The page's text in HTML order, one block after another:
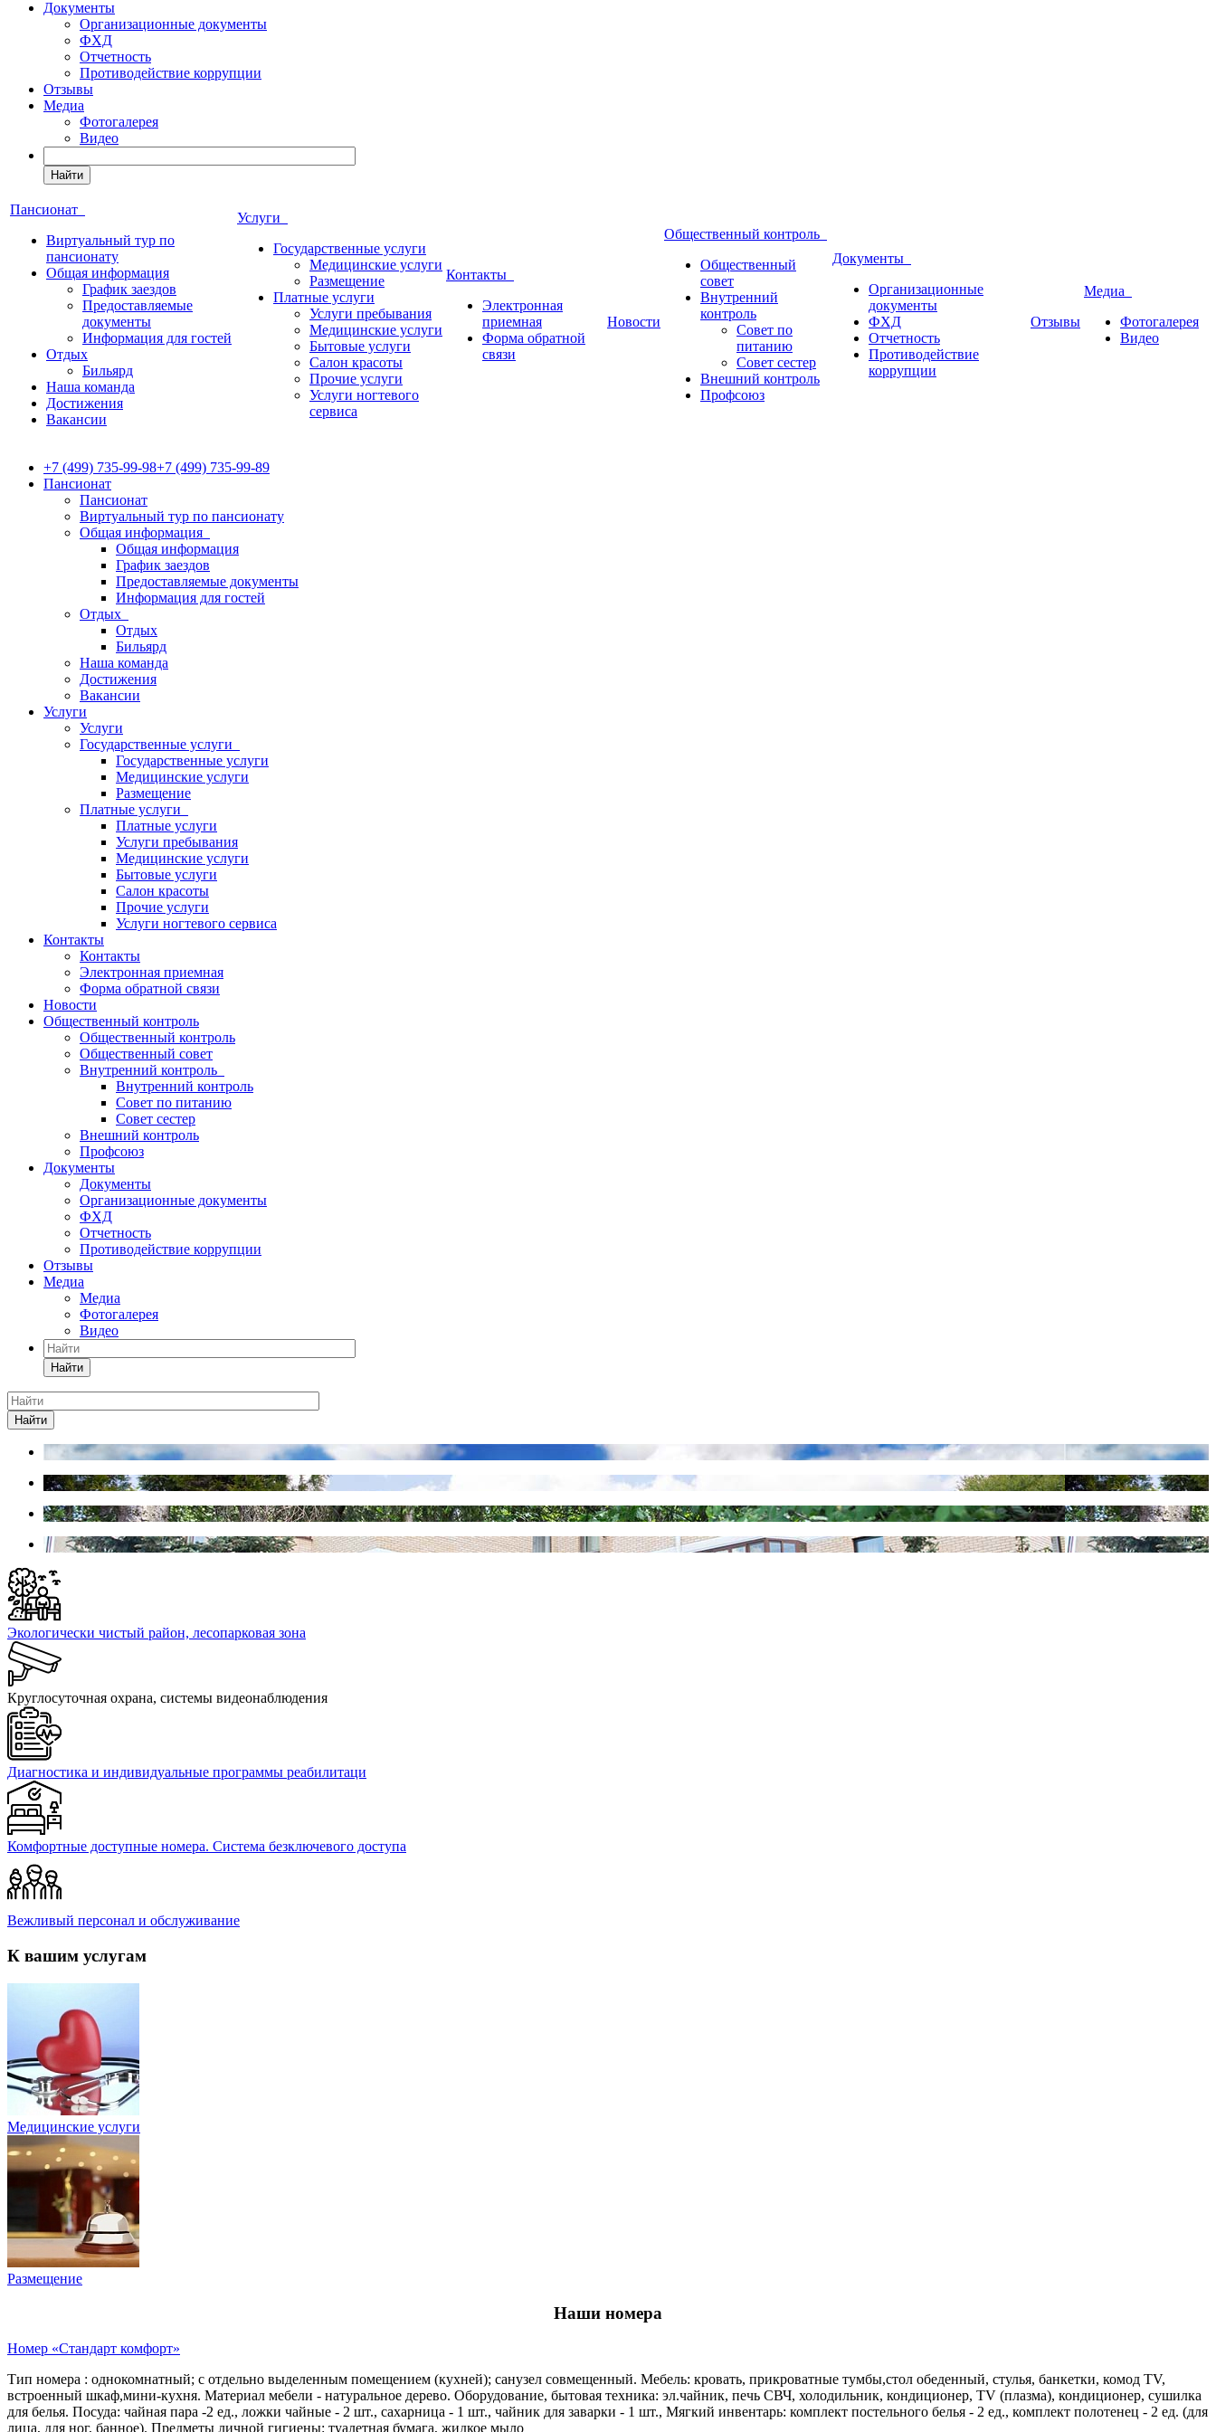
Документы
Организационные документы
ФХД
Отчетность
Противодействие коррупции
Отзывы
Медиа
Фотогалерея
Видео
Найти
Пансионат
Виртуальный тур по
пансионату
Общая информация
График заездов
Предоставляемые
документы
Информация для гостей
Отдых
Бильярд
Наша команда
Достижения
Вакансии
Услуги
Государственные услуги
Медицинские услуги
Размещение
Платные услуги
Услуги пребывания
Медицинские услуги
Бытовые услуги
Салон красоты
Прочие услуги
Услуги ногтевого
сервиса
Контакты
Электронная
приемная
Форма обратной
связи
Новости
Общественный контроль
Общественный
совет
Внутренний
контроль
Совет по
питанию
Совет сестер
Внешний контроль
Профсоюз
Документы
Организационные
документы
ФХД
Отчетность
Противодействие
коррупции
Отзывы
Медиа
Фотогалерея
Видео
+7 (499) 735-99-98+7 (499) 735-99-89
Пансионат
Пансионат
Виртуальный тур по пансионату
Общая информация
Общая информация
График заездов
Предоставляемые документы
Информация для гостей
Отдых
Отдых
Бильярд
Наша команда
Достижения
Вакансии
Услуги
Услуги
Государственные услуги
Государственные услуги
Медицинские услуги
Размещение
Платные услуги
Платные услуги
Услуги пребывания
Медицинские услуги
Бытовые услуги
Салон красоты
Прочие услуги
Услуги ногтевого сервиса
Контакты
Контакты
Электронная приемная
Форма обратной связи
Новости
Общественный контроль
Общественный контроль
Общественный совет
Внутренний контроль
Внутренний контроль
Совет по питанию
Совет сестер
Внешний контроль
Профсоюз
Документы
Документы
Организационные документы
ФХД
Отчетность
Противодействие коррупции
Отзывы
Медиа
Медиа
Фотогалерея
Видео
Найти
Найти
Экологически чистый район, лесопарковая зона
Круглосуточная охрана, системы видеонаблюдения
Диагностика и индивидуальные программы реабилитаци
Комфортные доступные номера. Система безключевого доступа
Вежливый персонал и обслуживание
К вашим услугам
Медицинские услуги
Размещение
Наши номера
Номер «Стандарт комфорт»
Тип номера : однокомнатный; с отдельно выделенным помещением (кухней); санузел совмещенный. Мебель: кровать, прикроватные тумбы,стол обеденный, стулья, банкетки, комод TV,
встроенный шкаф,мини-кухня. Материал мебели - натуральное дерево. Оборудование, бытовая техника: эл.чайник, печь СВЧ, холодильник, кондиционер, TV (плазма), кондиционер, сушилка
для белья. Посуда: чайная пара -2 ед., ложки чайные - 2 шт., сахарница - 1 шт., чайник для заварки - 1 шт., Мягкий инвентарь: комплект постельного белья - 2 ед., комплект полотенец - 2 ед. (для
лица, для ног, банное). Предметы личной гигиены: туалетная бумага, жидкое мыло